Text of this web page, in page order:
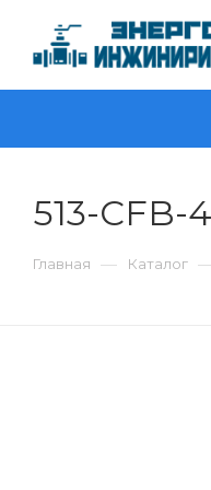
513-CFB-
Главная — Каталог